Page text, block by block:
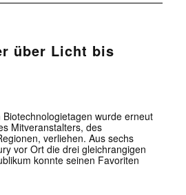
über Licht bis
wurde erneut
Mitveranstalters, des
verliehen. Aus sechs
vor Ort die drei gleichrangigen
konnte seinen Favoriten